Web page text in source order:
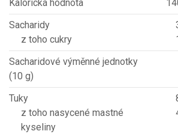
Kalorická hodnota
Sacharidy
z toho cukry
Sacharidové výměnné jednotky
(10 g)
Tuky
z toho nasycené mastné
kyseliny